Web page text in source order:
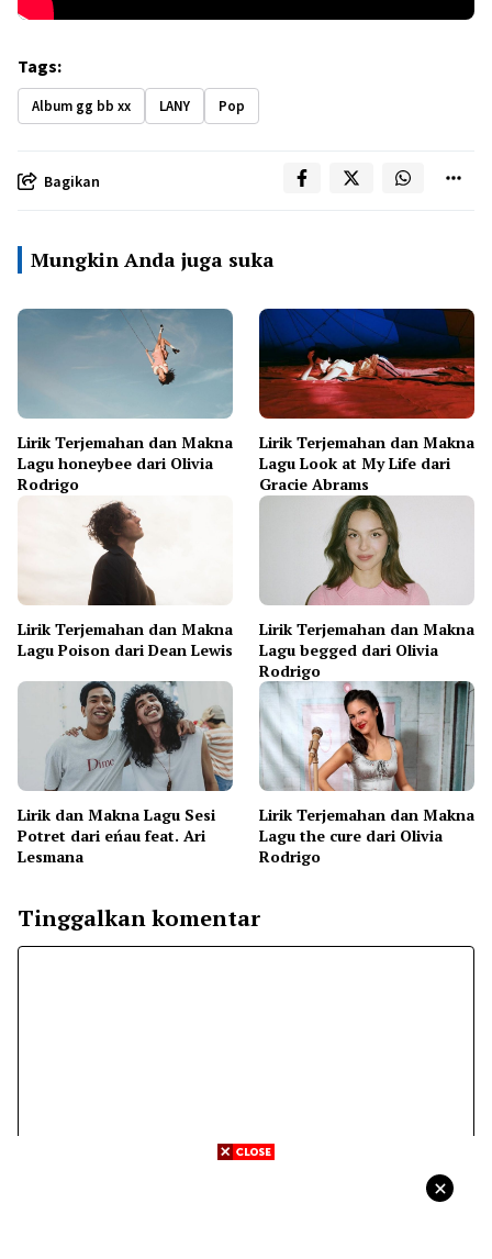
Tags:
Album gg bb xx LANY Pop
Bagikan
Mungkin Anda juga suka
Lirik Terjemahan dan Makna
Lagu honeybee dari Olivia
Rodrigo
Lirik Terjemahan dan Makna
Lagu Look at My Life dari
Gracie Abrams
Lirik Terjemahan dan Makna
Lagu Poison dari Dean Lewis
Lirik Terjemahan dan Makna
Lagu begged dari Olivia
Rodrigo
Lirik dan Makna Lagu Sesi
Potret dari eńau feat. Ari
Lesmana
Lirik Terjemahan dan Makna
Lagu the cure dari Olivia
Rodrigo
Tinggalkan komentar
Komentar